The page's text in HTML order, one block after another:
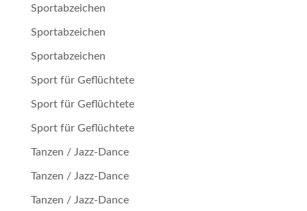
Sportabzeichen
Sportabzeichen
Sportabzeichen
Sport für Geflüchtete
Sport für Geflüchtete
Sport für Geflüchtete
Tanzen / Jazz-Dance
Tanzen / Jazz-Dance
Tanzen / Jazz-Dance